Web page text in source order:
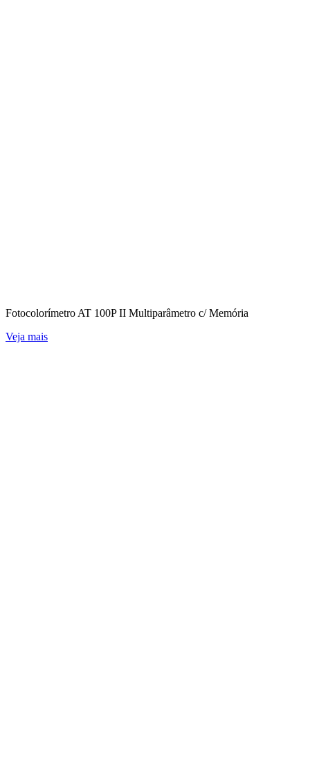
Fotocolorímetro AT 100P II Multiparâmetro c/ Memória
Veja mais